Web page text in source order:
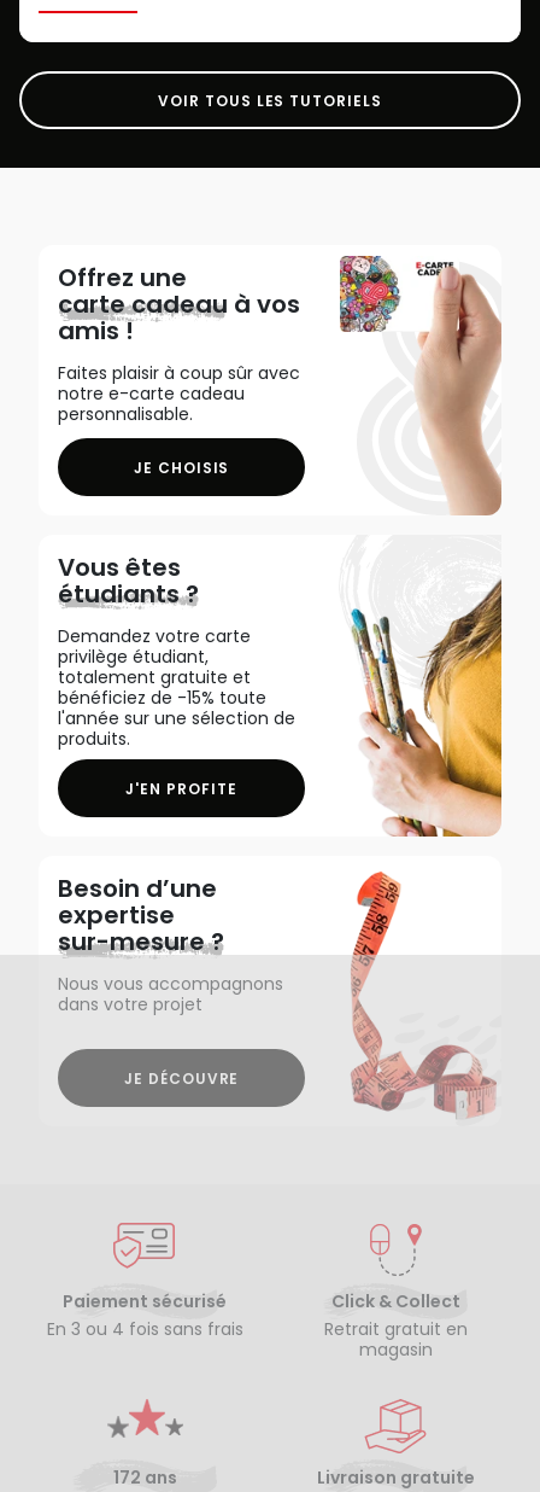
VOIR TOUS LES TUTORIELS
Offrez une
carte cadeau à vos
amis !
Faites plaisir à coup sûr avec
notre e-carte cadeau
personnalisable.
JE CHOISIS
Vous êtes
étudiants ?
Demandez votre carte
privilège étudiant,
totalement gratuite et
bénéficiez de -15% toute
l'année sur une sélection de
produits.
J'EN PROFITE
Besoin d’une
expertise
sur-mesure ?
Nous vous accompagnons
dans votre projet
JE DÉCOUVRE
Paiement sécurisé
En 3 ou 4 fois sans frais
Click & Collect
Retrait gratuit en
magasin
172 ans
Livraison gratuite